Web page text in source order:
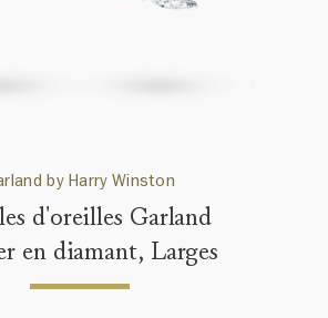
by Harry Winston
d'oreilles Garland
en diamant, Larges